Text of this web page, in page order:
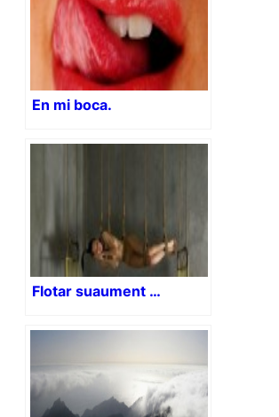
En mi boca.
Flotar suaument …